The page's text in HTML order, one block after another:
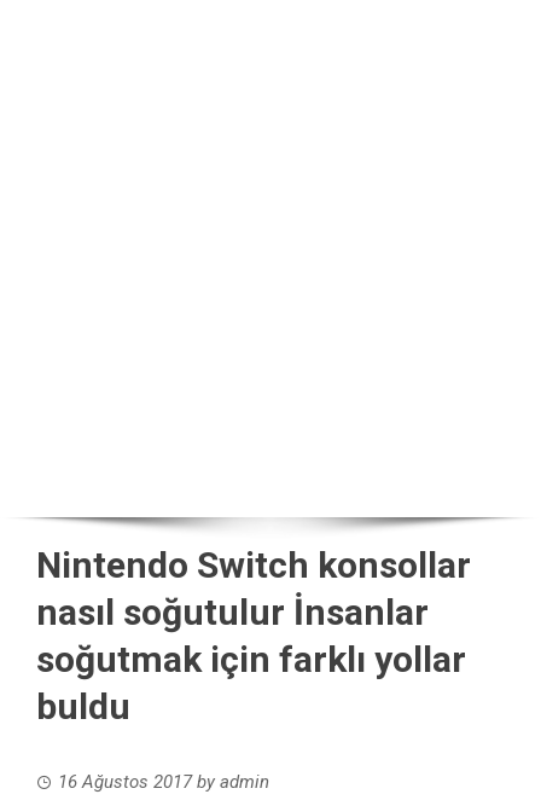
Nintendo Switch konsollar
nasıl soğutulur İnsanlar
soğutmak için farklı yollar
buldu
16 Ağustos 2017by admin